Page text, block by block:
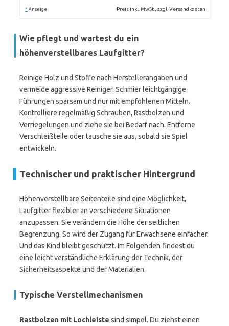
* Anzeige Preis inkl. MwSt., zzgl. Versandkosten
Wie pflegt und wartest du ein
höhenverstellbares Laufgitter?
Reinige Holz und Stoffe nach Herstellerangaben und
vermeide aggressive Reiniger. Schmier leichtgängige
Führungen sparsam und nur mit empfohlenen Mitteln.
Kontrolliere regelmäßig Schrauben, Rastbolzen und
Verriegelungen und ziehe sie bei Bedarf nach. Entferne
Verschleißteile oder tausche sie aus, sobald sie Spiel
entwickeln.
Technischer und praktischer Hintergrund
Höhenverstellbare Seitenteile sind eine Möglichkeit,
Laufgitter flexibler an verschiedene Situationen
anzupassen. Sie verändern die Höhe der seitlichen
Begrenzung. So wird der Zugang für Erwachsene einfacher.
Und das Kind bleibt geschützt. Im Folgenden findest du
eine leicht verständliche Erklärung der Technik, der
Sicherheitsaspekte und der Materialien.
Typische Verstellmechanismen
Rastbolzen mit Lochleiste sind simpel. Du ziehst einen